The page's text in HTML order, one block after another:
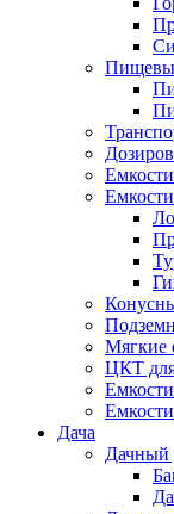
Мягкие
ЦКТ
Дача
Дачный